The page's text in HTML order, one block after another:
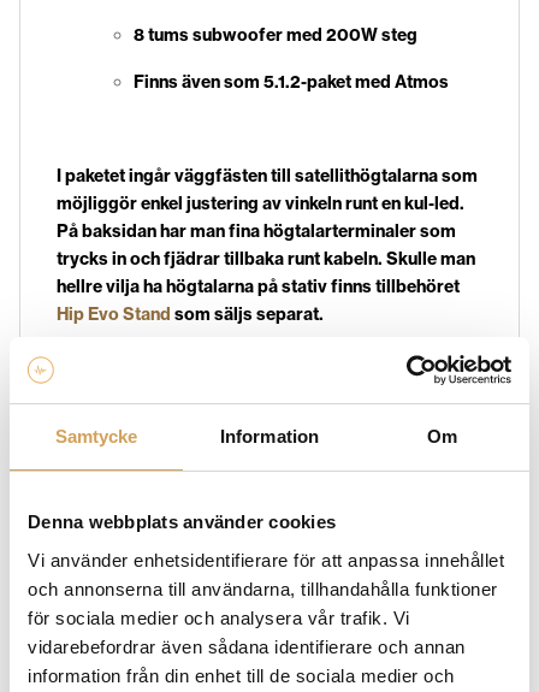
Samtycke Information Om
Denna webbplats använder cookies
Vi använder enhetsidentifierare för att anpassa innehållet
och annonserna till användarna, tillhandahålla funktioner
för sociala medier och analysera vår trafik. Vi
vidarebefordrar även sådana identifierare och annan
information från din enhet till de sociala medier och
8 tums subwoofer med 200W steg
Finns även som 5.1.2-paket med Atmos
I paketet ingår väggfästen till satellithögtalarna som
möjliggör enkel justering av vinkeln runt en kul-led.
På baksidan har man fina högtalarterminaler som
trycks in och fjädrar tillbaka runt kabeln. Skulle man
hellre vilja ha högtalarna på stativ finns tillbehöret
Hip Evo Stand som säljs separat.
Focal Cub Evo är subwoofern i Sib Evo-serien.8
tums element med matchande 200W klass D-steg
EGENSKAPER
Typ:Atmos-paket
2 st Front (+2 Atmos), 1 st
Center, 2 st Surround, 1 st Subwoofer
Diskant:19 mm soft dome